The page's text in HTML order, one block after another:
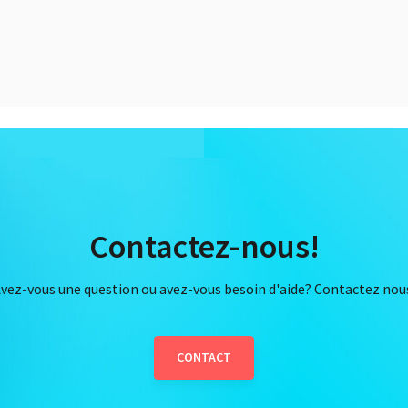
Contactez-nous!
vous une question ou avez-vous besoin d'aide? Contactez
CONTACT